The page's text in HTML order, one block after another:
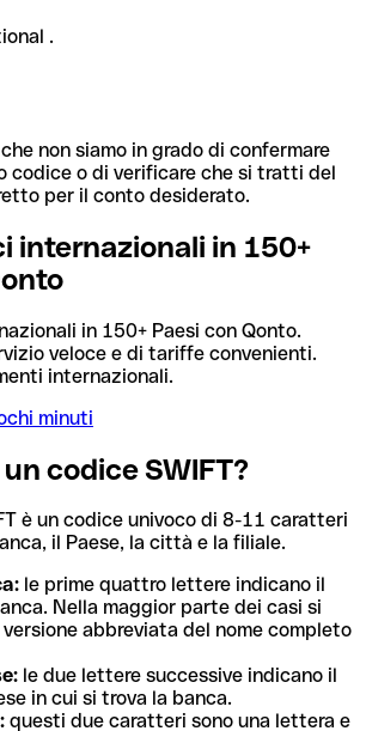
.
non siamo in grado di confermare
codice o di verificare che si tratti del
per il conto desiderato.
internazionali in 150+
in 150+ Paesi con Qonto.
veloce e di tariffe convenienti.
internazionali.
minuti
codice SWIFT?
è un codice univoco di 8-11 caratteri
il Paese, la città e la filiale.
le prime quattro lettere indicano il
Nella maggior parte dei casi si
abbreviata del nome completo
le due lettere successive indicano il
in cui si trova la banca.
questi due caratteri sono una lettera e